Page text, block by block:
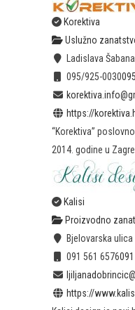
Korektiva
Uslužno
Ladislava
095/925-0030
https://
“Korektiva”
2014. godine u
Kalisi
Proizvodno
Bjelovarska ulica
091 561 6576
https://